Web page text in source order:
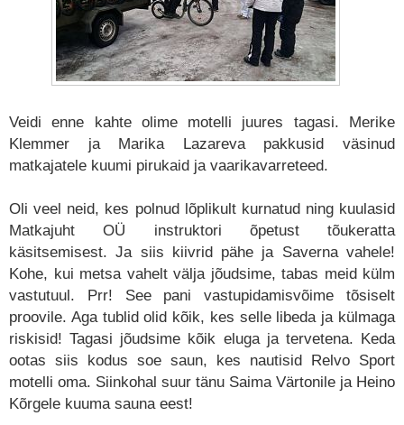
Veidi enne kahte olime motelli juures tagasi. Merike
Klemmer ja Marika Lazareva pakkusid väsinud
matkajatele kuumi pirukaid ja vaarikavarreteed.
Oli veel neid, kes polnud lõplikult kurnatud ning kuulasid
Matkajuht OÜ instruktori õpetust tõukeratta
käsitsemisest. Ja siis kiivrid pähe ja Saverna vahele!
Kohe, kui metsa vahelt välja jõudsime, tabas meid külm
vastutuul. Prr! See pani vastupidamisvõime tõsiselt
proovile. Aga tublid olid kõik, kes selle libeda ja külmaga
riskisid! Tagasi jõudsime kõik eluga ja tervetena. Keda
ootas siis kodus soe saun, kes nautisid Relvo Sport
motelli oma. Siinkohal suur tänu Saima Värtonile ja Heino
Kõrgele kuuma sauna eest!